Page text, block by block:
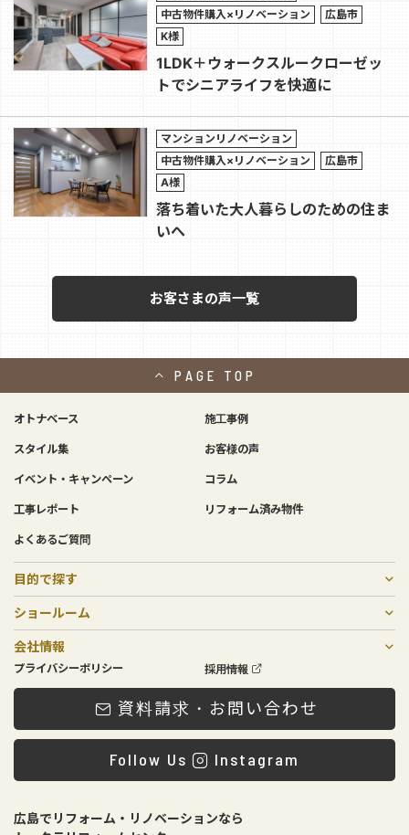
中古物件購入×リノベーション
広島市
K様
1LDK＋ウォークスルークローゼッ
トでシニアライフを快適に
マンションリノベーション
中古物件購入×リノベーション
広島市
A様
落ち着いた大人暮らしのための住ま
いへ
お客さまの声一覧
PAGE TOP
オトナベース 施工事例
スタイル集 お客様の声
イベント・キャンペーン コラム
工事レポート リフォーム済み物件
よくあるご質問
目的で探す
戸建てリノベーション マンションリフォーム・リノベーション
二世帯リフォーム 増築リノベーション・リフォーム
リフォーム 非住宅リノベーション
中古物件購入×リノベーション 費用について
住宅売却
ショールーム
SOGOリノベスタジオ 庚午店・北店
会社情報
会社概要 スタッフ紹介
メンテナンスについて ローンプラン
プライバシーポリシー 採用情報
資料請求・お問い合わせ
Follow Us Instagram
広島でリフォーム・リノベーションなら